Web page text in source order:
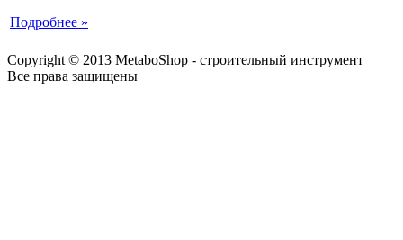
Подробнее »
Copyright © 2013 MetaboShop - строительный инструмент
Все права защищены